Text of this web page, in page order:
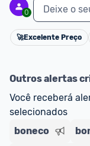
0 Deixe o
🚀Excelente Preço
Outros alertas
Você receberá
selecionados
boneco